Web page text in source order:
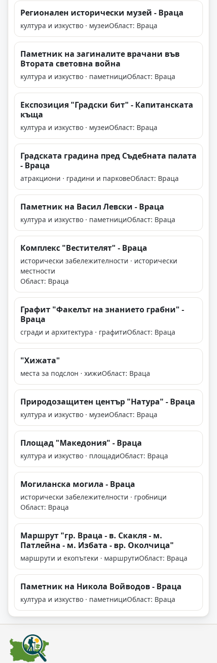
Регионален исторически музей - Враца
култура и изкуство · музеиОбласт: Враца
Паметник на загиналите врачани във
Втората световна война
култура и изкуство · паметнициОбласт: Враца
Експозиция "Градски бит" - Капитанската
къща
култура и изкуство · музеиОбласт: Враца
Градската градина пред Съдебната палата
- Враца
атракциони · градини и парковеОбласт: Враца
Паметник на Васил Левски - Враца
култура и изкуство · паметнициОбласт: Враца
Комплекс "Вестителят" - Враца
исторически забележителности · исторически
местности
Област: Враца
Графит "Факелът на знанието грабни" -
Враца
сгради и архитектура · графитиОбласт: Враца
"Хижата"
места за подслон · хижиОбласт: Враца
Природозащитен център "Натура" - Враца
култура и изкуство · музеиОбласт: Враца
Площад "Македония" - Враца
култура и изкуство · площадиОбласт: Враца
Могиланска могила - Враца
исторически забележителности · гробници
Област: Враца
Маршрут "гр. Враца - в. Скакля - м.
Патлейна - м. Избата - вр. Околчица"
маршрути и екопътеки · маршрутиОбласт: Враца
Паметник на Никола Войводов - Враца
култура и изкуство · паметнициОбласт: Враца